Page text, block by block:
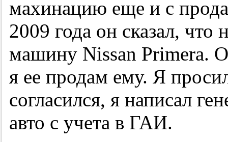
махинацию еще и с
2009 года он сказал,
машину Nissan Primera.
я ее продам ему. Я
согласился, я написал
авто с учета в ГАИ.